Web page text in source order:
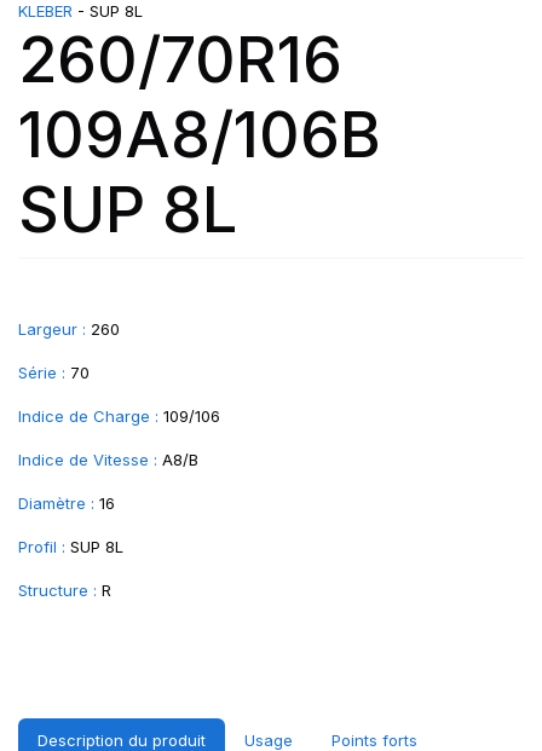
KLEBER - SUP 8L
260/70R16
109A8/106B
SUP 8L
Largeur : 260
Série : 70
Indice de Charge : 109/106
Indice de Vitesse : A8/B
Diamètre : 16
Profil : SUP 8L
Structure : R
Description du produit Usage Points forts